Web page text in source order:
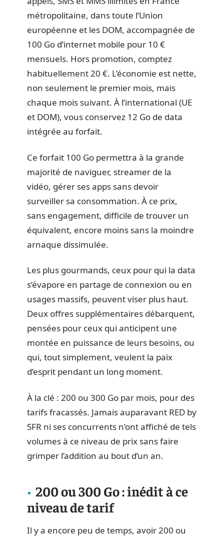
métropolitaine, dans toute l’Union
européenne et les DOM, accompagnée de
100 Go d’internet mobile pour 10 €
mensuels. Hors promotion, comptez
habituellement 20 €. L’économie est nette,
non seulement le premier mois, mais
chaque mois suivant. À l’international (UE
et DOM), vous conservez 12 Go de data
intégrée au forfait.
Ce forfait 100 Go permettra à la grande
majorité de naviguer, streamer de la
vidéo, gérer ses apps sans devoir
surveiller sa consommation. À ce prix,
sans engagement, difficile de trouver un
équivalent, encore moins sans la moindre
arnaque dissimulée.
Les plus gourmands, ceux pour qui la data
s’évapore en partage de connexion ou en
usages massifs, peuvent viser plus haut.
Deux offres supplémentaires débarquent,
pensées pour ceux qui anticipent une
montée en puissance de leurs besoins, ou
qui, tout simplement, veulent la paix
d’esprit pendant un long moment.
À la clé : 200 ou 300 Go par mois, pour des
tarifs fracassés. Jamais auparavant RED by
SFR ni ses concurrents n’ont affiché de tels
volumes à ce niveau de prix sans faire
grimper l’addition au bout d’un an.
200 ou 300 Go : inédit à ce
niveau de tarif
Il y a encore peu de temps, avoir 200 ou